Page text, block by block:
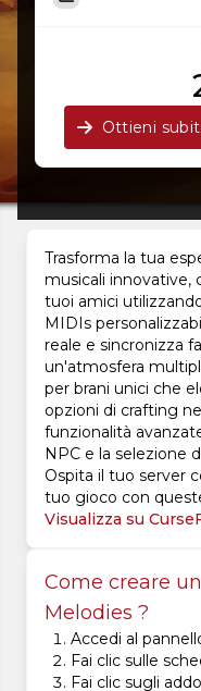
Ottieni
Trasforma la tua
musicali innovative,
tuoi amici
MIDIs
reale e sincronizza
un'atmosfera
per brani unici che
opzioni di crafting
funzionalità
NPC e la selezione
Ospita il tuo server
tuo gioco con
Visualizza su
Come creare
Melodies ?
Accedi al
Fai clic sulle
Fai clic sugli